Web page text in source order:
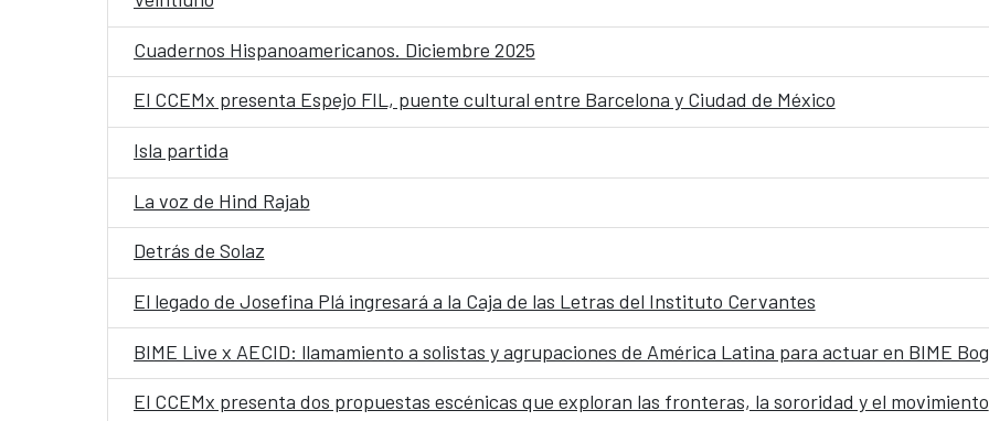
Cuadernos Hispanoamericanos. Diciembre 2025
El CCEMx presenta Espejo FIL, puente cultural entre Barcelona y Ciudad de México
Isla partida
La voz de Hind Rajab
Detrás de Solaz
El legado de Josefina Plá ingresará a la Caja de las Letras del Instituto Cervantes
BIME Live x AECID: llamamiento a solistas y agrupaciones de América Latina para actuar en BIME
El CCEMx presenta dos propuestas escénicas que exploran las fronteras, la sororidad y el movimiento